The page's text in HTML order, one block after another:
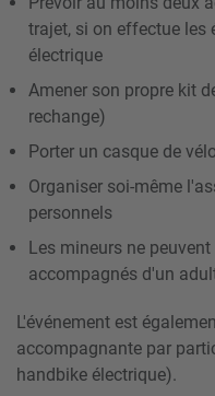
trajet, si on effectue les
électrique
Amener son propre kit
rechange)
Porter un casque de
Organiser soi-même
personnels
Les mineurs ne
accompagnés d'un
L'événement est
accompagnante par
handbike électrique).